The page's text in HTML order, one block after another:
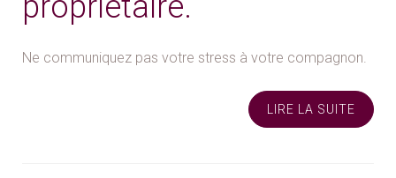
Ne communiquez pas votre stress à votre compagnon.
LIRE LA SUITE